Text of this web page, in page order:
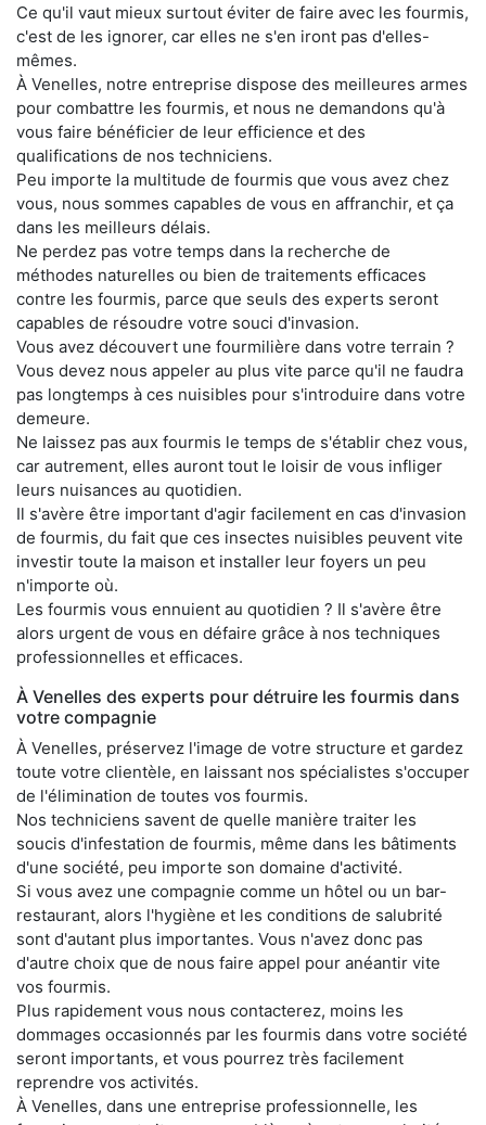
Ce qu'il vaut mieux surtout éviter de faire avec les fourmis,
c'est de les ignorer, car elles ne s'en iront pas d'elles-
mêmes.
À Venelles, notre entreprise dispose des meilleures armes
pour combattre les fourmis, et nous ne demandons qu'à
vous faire bénéficier de leur efficience et des
qualifications de nos techniciens.
Peu importe la multitude de fourmis que vous avez chez
vous, nous sommes capables de vous en affranchir, et ça
dans les meilleurs délais.
Ne perdez pas votre temps dans la recherche de
méthodes naturelles ou bien de traitements efficaces
contre les fourmis, parce que seuls des experts seront
capables de résoudre votre souci d'invasion.
Vous avez découvert une fourmilière dans votre terrain ?
Vous devez nous appeler au plus vite parce qu'il ne faudra
pas longtemps à ces nuisibles pour s'introduire dans votre
demeure.
Ne laissez pas aux fourmis le temps de s'établir chez vous,
car autrement, elles auront tout le loisir de vous infliger
leurs nuisances au quotidien.
Il s'avère être important d'agir facilement en cas d'invasion
de fourmis, du fait que ces insectes nuisibles peuvent vite
investir toute la maison et installer leur foyers un peu
n'importe où.
Les fourmis vous ennuient au quotidien ? Il s'avère être
alors urgent de vous en défaire grâce à nos techniques
professionnelles et efficaces.
À Venelles des experts pour détruire les fourmis dans
votre compagnie
À Venelles, préservez l'image de votre structure et gardez
toute votre clientèle, en laissant nos spécialistes s'occuper
de l'élimination de toutes vos fourmis.
Nos techniciens savent de quelle manière traiter les
soucis d'infestation de fourmis, même dans les bâtiments
d'une société, peu importe son domaine d'activité.
Si vous avez une compagnie comme un hôtel ou un bar-
restaurant, alors l'hygiène et les conditions de salubrité
sont d'autant plus importantes. Vous n'avez donc pas
d'autre choix que de nous faire appel pour anéantir vite
vos fourmis.
Plus rapidement vous nous contacterez, moins les
dommages occasionnés par les fourmis dans votre société
seront importants, et vous pourrez très facilement
reprendre vos activités.
À Venelles, dans une entreprise professionnelle, les